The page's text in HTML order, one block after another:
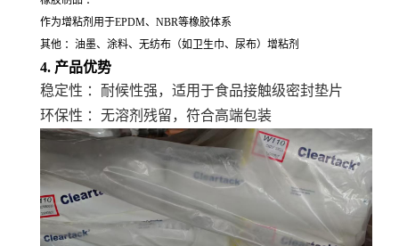
作为增粘剂用于EPDM、NBR等橡胶体系
其他 ：油墨、涂料、无纺布（如卫生巾、尿布）增粘剂
4. 产品优势
稳定性 ：耐候性强，适用于食品接触级密封垫片
环保性 ：无溶剂残留，符合高端包装